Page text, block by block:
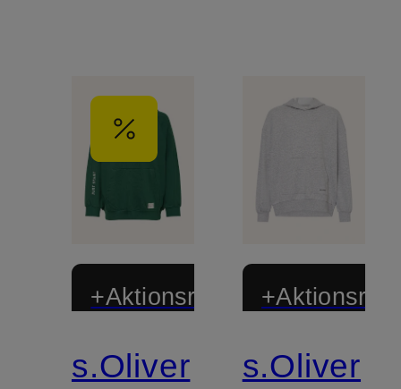
+Aktionsrabatt
s.Oliver
s.Oliver